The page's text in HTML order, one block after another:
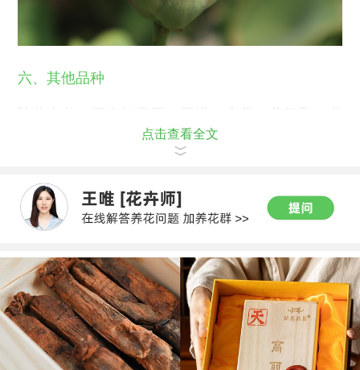
六、其他品种
点击查看全文